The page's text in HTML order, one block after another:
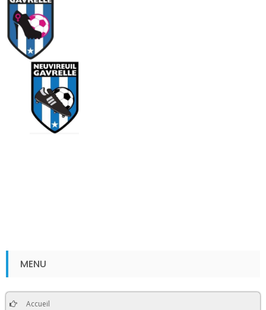
MENU
Accueil